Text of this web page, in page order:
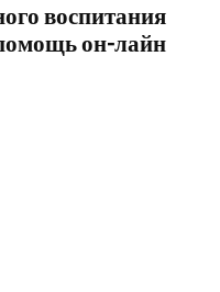
воспитания
он-лайн